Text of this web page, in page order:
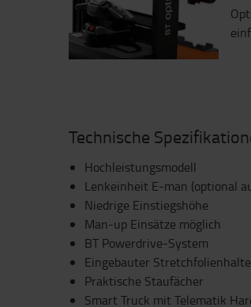
Technische
Hochleistungsmodell
Lenkeinheit E-man (optional
Niedrige Einstiegshöhe
Man-up Einsätze möglich
BT Powerdrive-System
Eingebauter
Praktische Staufächer
Smart Truck mit Telematik